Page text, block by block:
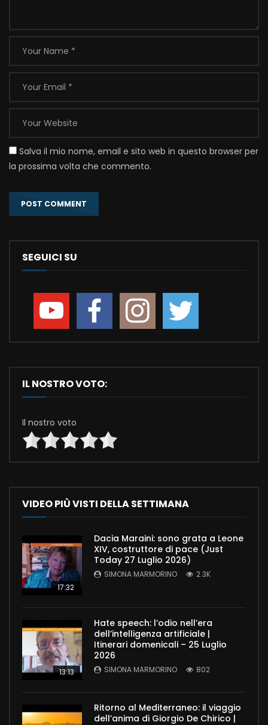
Salva il mio nome, email e sito web in questo browser per
la prossima volta che commento.
SEGUICI SU
IL NOSTRO VOTO:
Il nostro voto
VIDEO PIÙ VISTI DELLA SETTIMANA
17:32
Dacia Maraini: sono grata a Leone
XIV, costruttore di pace (Just
Today 27 Luglio 2026)
SIMONA MARMORINO 2.3K
13:13
Hate speech: l’odio nell’era
dell’intelligenza artificiale |
Itinerari domenicali – 25 Luglio
2026
SIMONA MARMORINO 802
Ritorno al Mediterraneo: il viaggio
dell’anima di Giorgio De Chirico |